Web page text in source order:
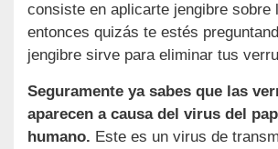
consiste en aplicarte jengibre sobre
entonces quizás te estés
jengibre sirve para eliminar tus
Seguramente ya sabes que las
aparecen a causa del virus del
humano. Este es un virus de